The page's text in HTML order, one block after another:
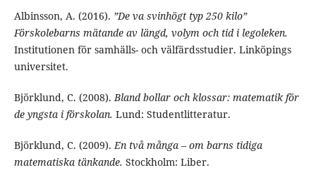
Albinsson, A. (2016). ”De va svinhögt typ 250 kilo”
Förskolebarns mätande av längd, volym och tid i legoleken.
Institutionen för samhälls- och välfärdsstudier. Linköpings
universitet.
Björklund, C. (2008).Bland bollar och klossar: matematik för
de yngsta i förskolan. Lund: Studentlitteratur.
Björklund, C. (2009).En två många – om barns tidiga
matematiska tänkande. Stockholm: Liber.